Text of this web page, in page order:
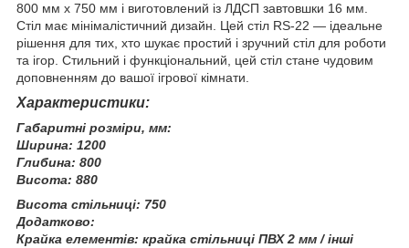
800 мм x 750 мм і виготовлений із ЛДСП завтовшки 16 мм.
Стіл має мінімалістичний дизайн. Цей стіл RS-22 — ідеальне
рішення для тих, хто шукає простий і зручний стіл для роботи
та ігор. Стильний і функціональний, цей стіл стане чудовим
доповненням до вашої ігрової кімнати.
Характеристики:
Габаритні розміри, мм:
Ширина: 1200
Глибина: 800
Висота: 880
Висота стільниці: 750
Додатково:
Крайка елементів: крайка стільниці ПВХ 2 мм / інші